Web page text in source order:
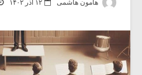
هامون هاشمی ۱۲ آذر ۱۴۰۲